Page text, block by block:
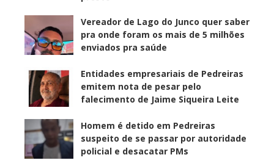
Vereador de Lago do Junco quer saber
pra onde foram os mais de 5 milhões
enviados pra saúde
Entidades empresariais de Pedreiras
emitem nota de pesar pelo
falecimento de Jaime Siqueira Leite
Homem é detido em Pedreiras
suspeito de se passar por autoridade
policial e desacatar PMs